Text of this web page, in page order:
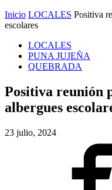
Inicio LOCALES Positiva
escolares
LOCALES
PUNA JUJEÑA
QUEBRADA
Positiva reunión
albergues
23 julio, 2024